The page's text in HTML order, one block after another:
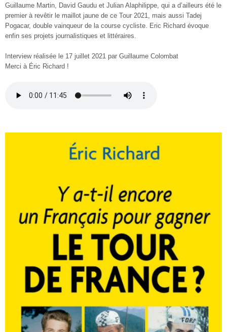
Guillaume Martin, David Gaudu et Julian Alaphilippe, qui a d’ailleurs été le
premier à revêtir le maillot jaune de ce Tour 2021, mais aussi Tadej
Pogacar, double vainqueur de la course cycliste. Eric Richard évoque
enfin ses projets journalistiques et littéraires.
Interview réalisée le 17 juillet 2021 par Guillaume Colombat
Merci à Éric Richard !